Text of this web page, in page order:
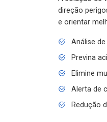
direção
e orientar
Análise
Previna
Elimine
Alerta de
Redução